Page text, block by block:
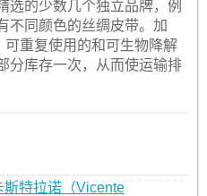
选的少数几个独立品牌，例
不同颜色的丝绸皮带。加
可重复使用的和可生物降解
分库存一次，从而使运输排
斯特拉诺（Vicente